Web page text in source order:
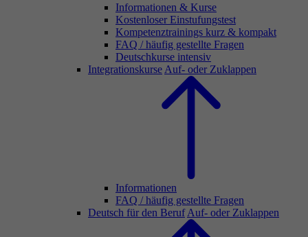
Informationen & Kurse
Kostenloser Einstufungstest
Kompetenztrainings kurz & kompakt
FAQ / häufig gestellte Fragen
Deutschkurse intensiv
Integrationskurse Auf- oder Zuklappen
Informationen
FAQ / häufig gestellte Fragen
Deutsch für den Beruf Auf- oder Zuklappen